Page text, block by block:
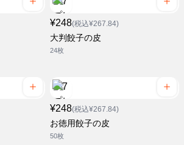
¥248(税込¥267.84)
大判餃子の皮
24枚
¥248(税込¥267.84)
お徳用餃子の皮
50枚